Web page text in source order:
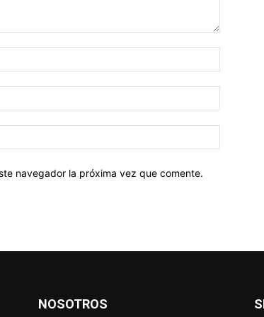
web:
navegador la próxima vez que comente.
NOSOTROS